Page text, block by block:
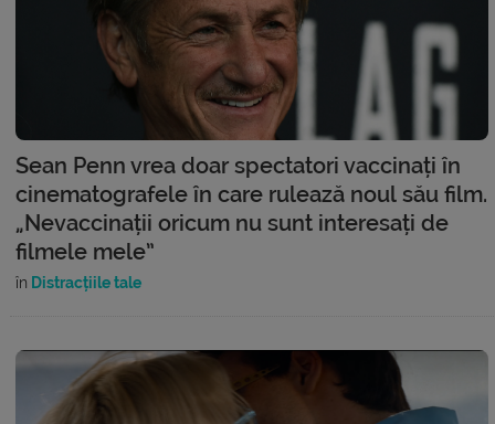
Sean Penn vrea doar spectatori vaccinați în
cinematografele în care rulează noul său film.
„Nevaccinații oricum nu sunt interesați de
filmele mele”
în Distracțiile tale